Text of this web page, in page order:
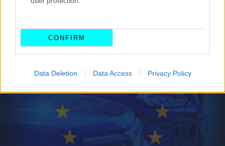
CONFIRM
Data Deletion Data Access Privacy Policy